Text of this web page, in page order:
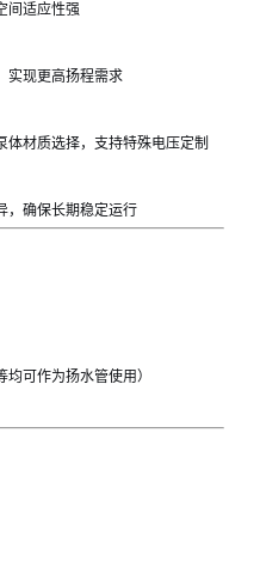
间适应性强
实现更高扬程需求
材质选择，支持特殊电压定制
，确保长期稳定运行
可作为扬水管使用）